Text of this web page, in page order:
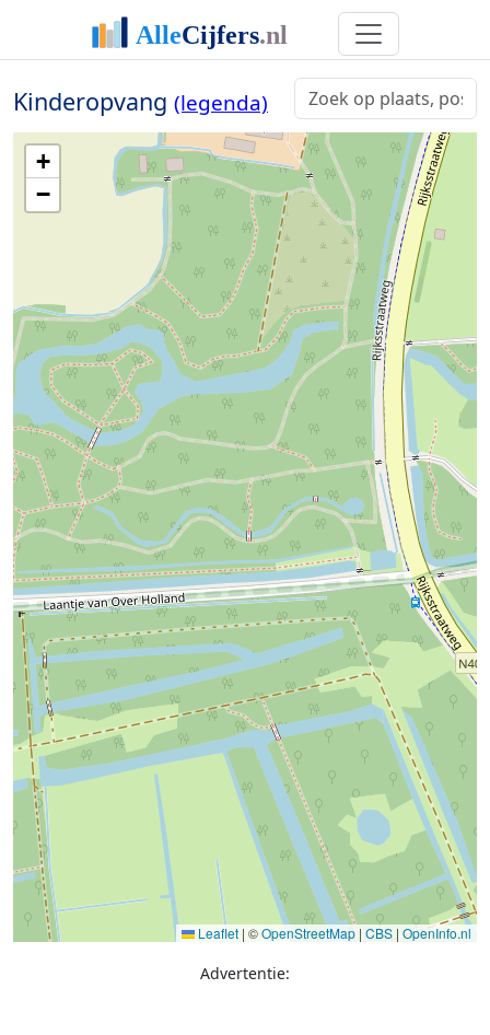
Kinderopvang (legenda)
+
−
Leaflet | ©OpenStreetMap | CBS | OpenInfo.nl
Advertentie: